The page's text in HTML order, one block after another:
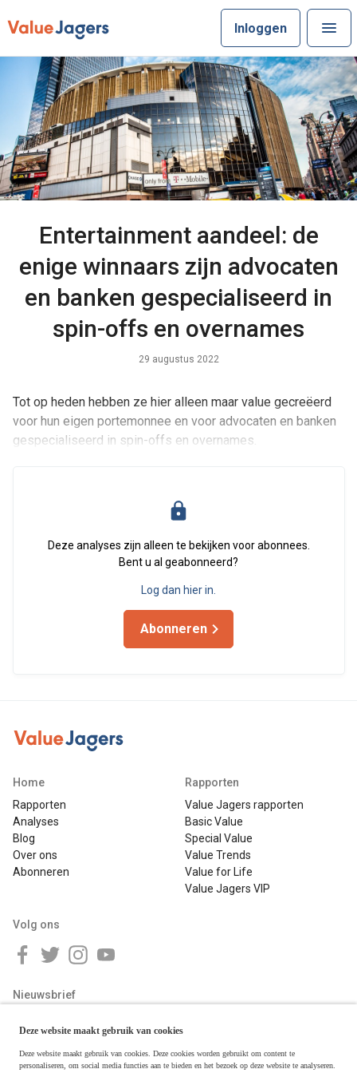
Inloggen
Entertainment aandeel: de
enige winnaars zijn advocaten
en banken gespecialiseerd in
spin-offs en overnames
29 augustus 2022
Tot op heden hebben ze hier alleen maar value gecreëerd
voor hun eigen portemonnee en voor advocaten en banken
gespecialiseerd in spin-offs en overnames.
Deze analyses zijn alleen te bekijken voor abonnees.
Bent u al geabonneerd?
Log dan hier in.
Abonneren
Home
Rapporten
Analyses
Blog
Over ons
Abonneren
Rapporten
Value Jagers rapporten
Basic Value
Special Value
Value Trends
Value for Life
Value Jagers VIP
Volg ons
Nieuwsbrief
Deze website maakt gebruik van cookies
Deze website maakt gebruik van cookies. Deze cookies worden gebruikt om content te
personaliseren, om social media functies aan te bieden en het bezoek op deze website te analyseren.